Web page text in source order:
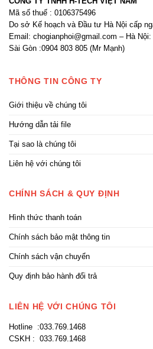
Mã số thuế : 0106375496
Do sở Kế hoạch và Đầu tư Hà Nội cấp
Email: chogianphoi@gmail.com – Hà
Sài Gòn :0904 803 805 (Mr Mạnh)
THÔNG TIN CÔNG TY
Giới thiệu về chúng tôi
Hướng dẫn tải file
Tại sao là chúng tôi
Liên hệ với chúng tôi
CHÍNH SÁCH & QUY ĐỊNH
Hình thức thanh toán
Chính sách bảo mật thông tin
Chính sách vận chuyển
Quy định bảo hành đổi trả
LIÊN HỆ VỚI CHÚNG TÔI
Hotline :033.769.1468
CSKH : 033.769.1468